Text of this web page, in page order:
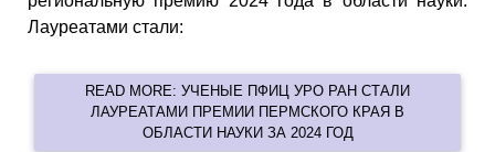
Лауреатами стали:
READ MORE: УЧЕНЫЕ ПФИЦ УРО РАН СТАЛИ
ЛАУРЕАТАМИ ПРЕМИИ ПЕРМСКОГО КРАЯ В
ОБЛАСТИ НАУКИ ЗА 2024 ГОД